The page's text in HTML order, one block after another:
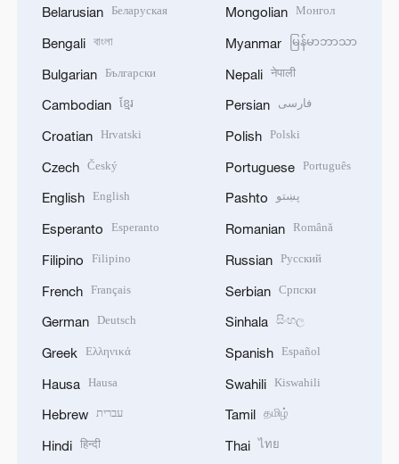
Belarusian Беларуская
Bengali বাংলা
Bulgarian Български
Cambodian ខ្មែរ
Croatian Hrvatski
Czech Český
English English
Esperanto Esperanto
Filipino Filipino
French Français
German Deutsch
Greek Ελληνικά
Hausa Hausa
Hebrew עברית
Hindi हिन्दी
Mongolian Монгол
Myanmar မြန်မာဘာသာ
Nepali नेपाली
Persian فارسی
Polish Polski
Portuguese Português
Pashto پښتو
Romanian Română
Russian Русский
Serbian Српски
Sinhala සිංහල
Spanish Español
Swahili Kiswahili
Tamil தமிழ்
Thai ไทย